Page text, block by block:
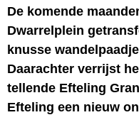
De komende
Dwarrelplein
knusse
Daarachter verrijst
tellende Efteling
Efteling een nieuw